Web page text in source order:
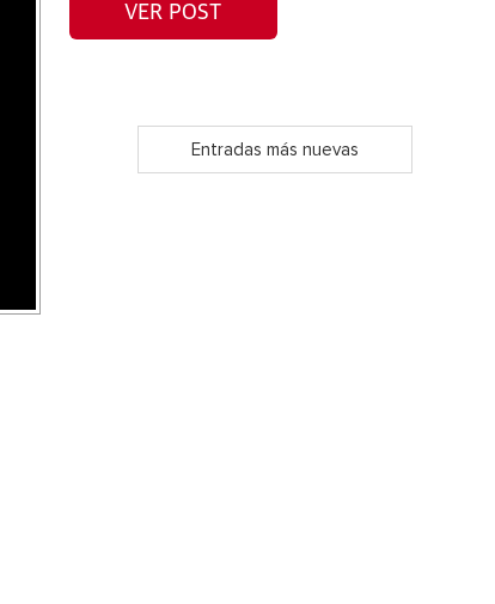
VER POST
Entradas más nuevas